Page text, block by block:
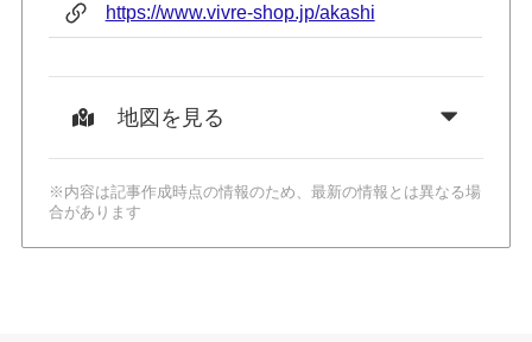
https://www.vivre-shop.jp/akashi
地図を見る
※内容は記事作成時点の情報のため、最新の情報とは異なる場
合があります